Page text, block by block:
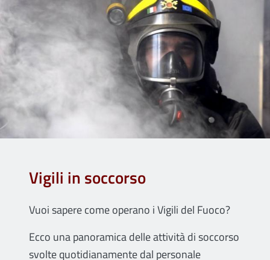
Vigili in soccorso
Vuoi sapere come operano i Vigili del Fuoco?
Ecco una panoramica delle attività di soccorso
svolte quotidianamente dal personale